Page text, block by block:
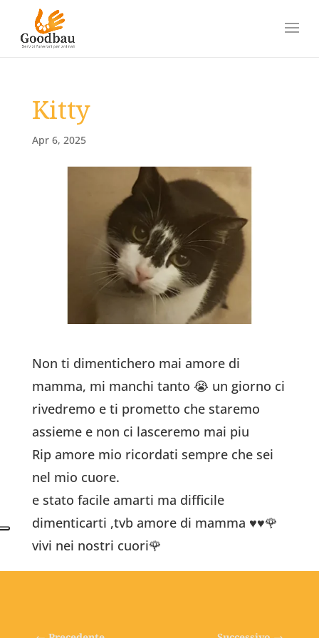
Kitty
Apr 6, 2025
Non ti dimentichero mai amore di
mamma, mi manchi tanto 😭 un giorno ci
rivedremo e ti prometto che staremo
assieme e non ci lasceremo mai piu
Rip amore mio ricordati sempre che sei
nel mio cuore.
e stato facile amarti ma difficile
dimenticarti ,tvb amore di mamma ♥️♥️🌹
vivi nei nostri cuori🌹